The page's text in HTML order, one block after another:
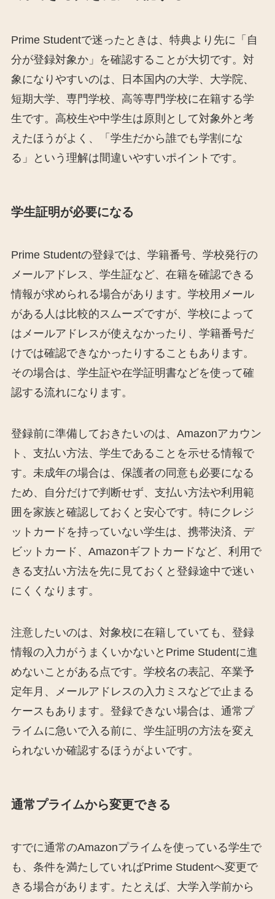
Prime Studentで迷ったときは、特典より先に「自
分が登録対象か」を確認することが大切です。対
象になりやすいのは、日本国内の大学、大学院、
短期大学、専門学校、高等専門学校に在籍する学
生です。高校生や中学生は原則として対象外と考
えたほうがよく、「学生だから誰でも学割にな
る」という理解は間違いやすいポイントです。
学生証明が必要になる
Prime Studentの登録では、学籍番号、学校発行の
メールアドレス、学生証など、在籍を確認できる
情報が求められる場合があります。学校用メール
がある人は比較的スムーズですが、学校によって
はメールアドレスが使えなかったり、学籍番号だ
けでは確認できなかったりすることもあります。
その場合は、学生証や在学証明書などを使って確
認する流れになります。
登録前に準備しておきたいのは、Amazonアカウン
ト、支払い方法、学生であることを示せる情報で
す。未成年の場合は、保護者の同意も必要になる
ため、自分だけで判断せず、支払い方法や利用範
囲を家族と確認しておくと安心です。特にクレジ
ットカードを持っていない学生は、携帯決済、デ
ビットカード、Amazonギフトカードなど、利用で
きる支払い方法を先に見ておくと登録途中で迷い
にくくなります。
注意したいのは、対象校に在籍していても、登録
情報の入力がうまくいかないとPrime Studentに進
めないことがある点です。学校名の表記、卒業予
定年月、メールアドレスの入力ミスなどで止まる
ケースもあります。登録できない場合は、通常プ
ライムに急いで入る前に、学生証明の方法を変え
られないか確認するほうがよいです。
通常プライムから変更できる
すでに通常のAmazonプライムを使っている学生で
も、条件を満たしていればPrime Studentへ変更で
きる場合があります。たとえば、大学入学前から